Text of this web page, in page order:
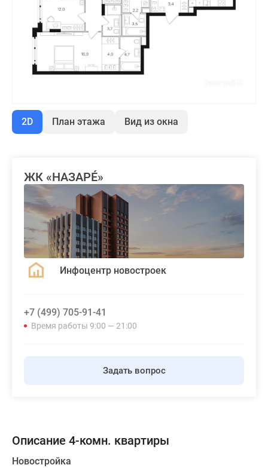
2D План этажа Вид из окна
ЖК «НАЗАРÉ»
Инфоцентр новостроек
+7 (499) 705-91-41
Время работы 9:00 — 21:00
Задать вопрос
Описание 4-комн. квартиры
Новостройка